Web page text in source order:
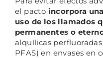
el pacto incorpora
uso de los llamados
permanentes o
alquílicas
PFAS) en envases en